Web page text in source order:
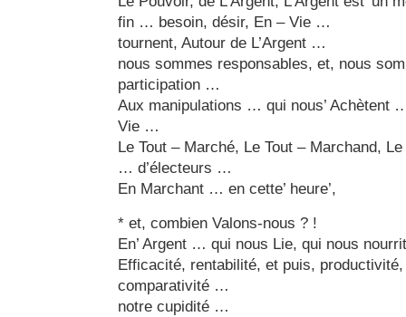
fin … besoin, désir, En – Vie …
tournent, Autour de L’Argent …
nous sommes responsables, et, nous
participation …
Aux manipulations … qui nous’ Achètent
Vie …
Le Tout – Marché, Le Tout – Marchand,
… d’électeurs …
En Marchant … en cette’ heure’,
* et, combien Valons-nous ? !
En’ Argent … qui nous Lie, qui nous
Efficacité, rentabilité, et puis,
comparativité …
notre cupidité …